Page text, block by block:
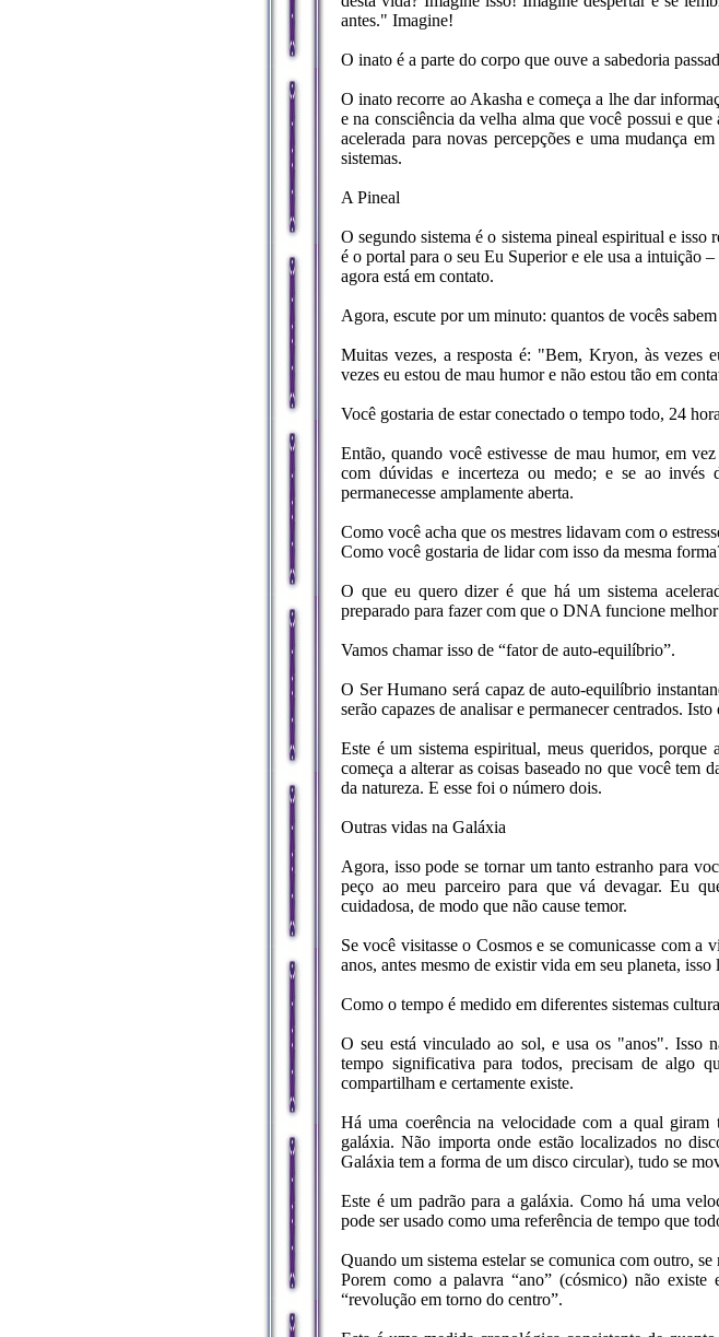
antes." Imagine!
O inato é a parte do corpo que ouve a sabedoria
O inato recorre ao Akasha e começa a lhe dar
e na consciência da velha alma que você possui e
acelerada para novas percepções e uma mudança
sistemas.
A Pineal
O segundo sistema é o sistema pineal espiritual e
é o portal para o seu Eu Superior e ele usa a intuição
agora está em contato.
Agora, escute por um minuto: quantos de vocês
Muitas vezes, a resposta é: "Bem, Kryon, às vezes
vezes eu estou de mau humor e não estou tão em
Você gostaria de estar conectado o tempo todo, 24
Então, quando você estivesse de mau humor, em
com dúvidas e incerteza ou medo; e se ao invés
permanecesse amplamente aberta.
Como você acha que os mestres lidavam com o
Como você gostaria de lidar com isso da mesma
O que eu quero dizer é que há um sistema
preparado para fazer com que o DNA funcione
Vamos chamar isso de “fator de auto-equilíbrio”.
O Ser Humano será capaz de auto-equilíbrio
serão capazes de analisar e permanecer centrados. Isto
Este é um sistema espiritual, meus queridos,
começa a alterar as coisas baseado no que você tem
da natureza. E esse foi o número dois.
Outras vidas na Galáxia
Agora, isso pode se tornar um tanto estranho para
peço ao meu parceiro para que vá devagar. Eu
cuidadosa, de modo que não cause temor.
Se você visitasse o Cosmos e se comunicasse com
anos, antes mesmo de existir vida em seu planeta,
Como o tempo é medido em diferentes sistemas
O seu está vinculado ao sol, e usa os "anos". Isso
tempo significativa para todos, precisam de algo
compartilham e certamente existe.
Há uma coerência na velocidade com a qual giram
galáxia. Não importa onde estão localizados no
Galáxia tem a forma de um disco circular), tudo se
Este é um padrão para a galáxia. Como há uma
pode ser usado como uma referência de tempo que
Quando um sistema estelar se comunica com outro,
Porem como a palavra “ano” (cósmico) não
“revolução em torno do centro”.